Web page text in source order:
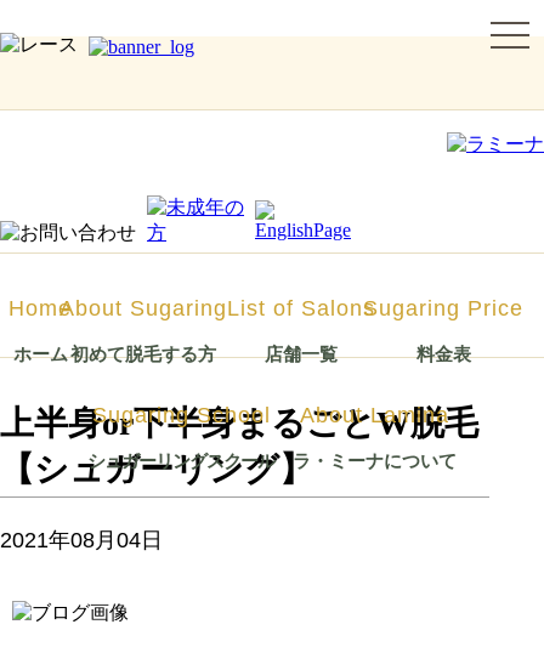
Home
ホーム
About Sugaring
初めて脱毛する方
List of Salons
店舗一覧
Sugaring Price
料金表
Sugaring School
シュガーリングスクール
About Lamina
ラ・ミーナについて
上半身or下半身まるごとW脱毛
【シュガーリング】
2021年08月04日